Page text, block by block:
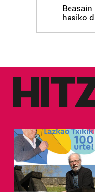
Beasain
hasiko